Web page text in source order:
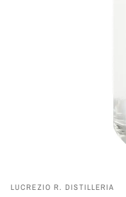
LUCREZIO R. DISTILLERIA